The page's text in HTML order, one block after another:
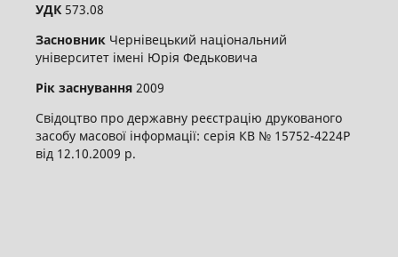
УДК 573.08
Засновник Чернівецький національний
університет імені Юрія Федьковича
Рік заснування2009
Свідоцтво про державну реєстрацію друкованого
засобу масової інформації: серія КВ № 15752-4224Р
від 12.10.2009 р.